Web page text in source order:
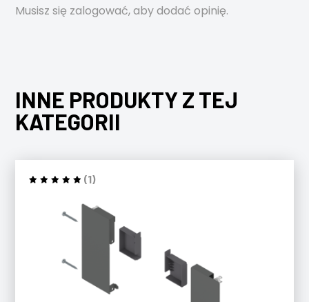
Musisz się zalogować, aby dodać opinię.
INNE PRODUKTY Z TEJ
KATEGORII
(1)